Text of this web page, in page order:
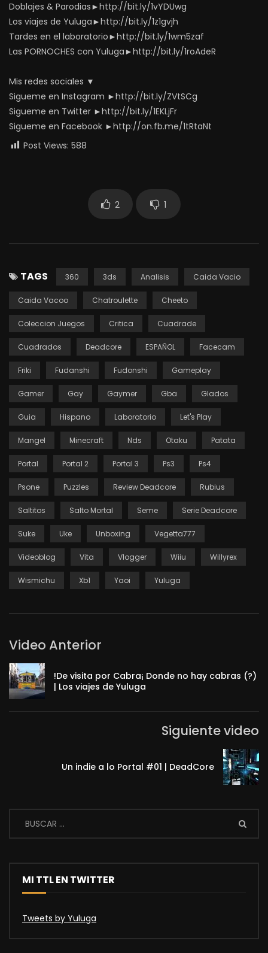
Doblajes & Parodias►http://bit.ly/1vYDUwg
Los viajes de Yuluga►http://bit.ly/1z1gvjh
Tardes en el laboratorio►http://bit.ly/1wm5zaf
Las PORNOCHES con Yuluga►http://bit.ly/1roAdeR
Mis redes sociales ▼
Sigueme en Instagram ►http://bit.ly/ZVtSCg
Sigueme en Twitter ►http://bit.ly/1EKLjFr
Sigueme en Facebook ►http://on.fb.me/1tRtaNt
Post Views: 588
2 1
TAGS 360 3ds Analisis Caida Vacio
Caida Vacoo Chatroulette Cheeto
Coleccion Juegos Critica Cuadrade
Cuadrados Deadcore ESPAÑOL Facecam
Friki Fudanshi Fudonshi Gameplay
Gamer Gay Gaymer Gba Glados
Guia Hispano Laboratorio Let's Play
Mangel Minecraft Nds Otaku Patata
Portal Portal 2 Portal 3 Ps3 Ps4
Psone Puzzles Review Deadcore Rubius
Saltitos Salto Mortal Seme Serie Deadcore
Suke Uke Unboxing Vegetta777
Videoblog Vita Vlogger Wiiu Willyrex
Wismichu Xb1 Yaoi Yuluga
Video Anterior
!De visita por Cabra¡ Donde no hay cabras (?)
| Los viajes de Yuluga
Siguiente video
Un indie a lo Portal #01 | DeadCore
MI TTL EN TWITTER
Tweets by Yuluga